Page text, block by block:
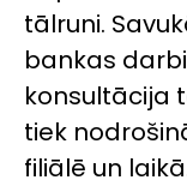
tālruni.
bankas
konsultācija
tiek
filiālē un